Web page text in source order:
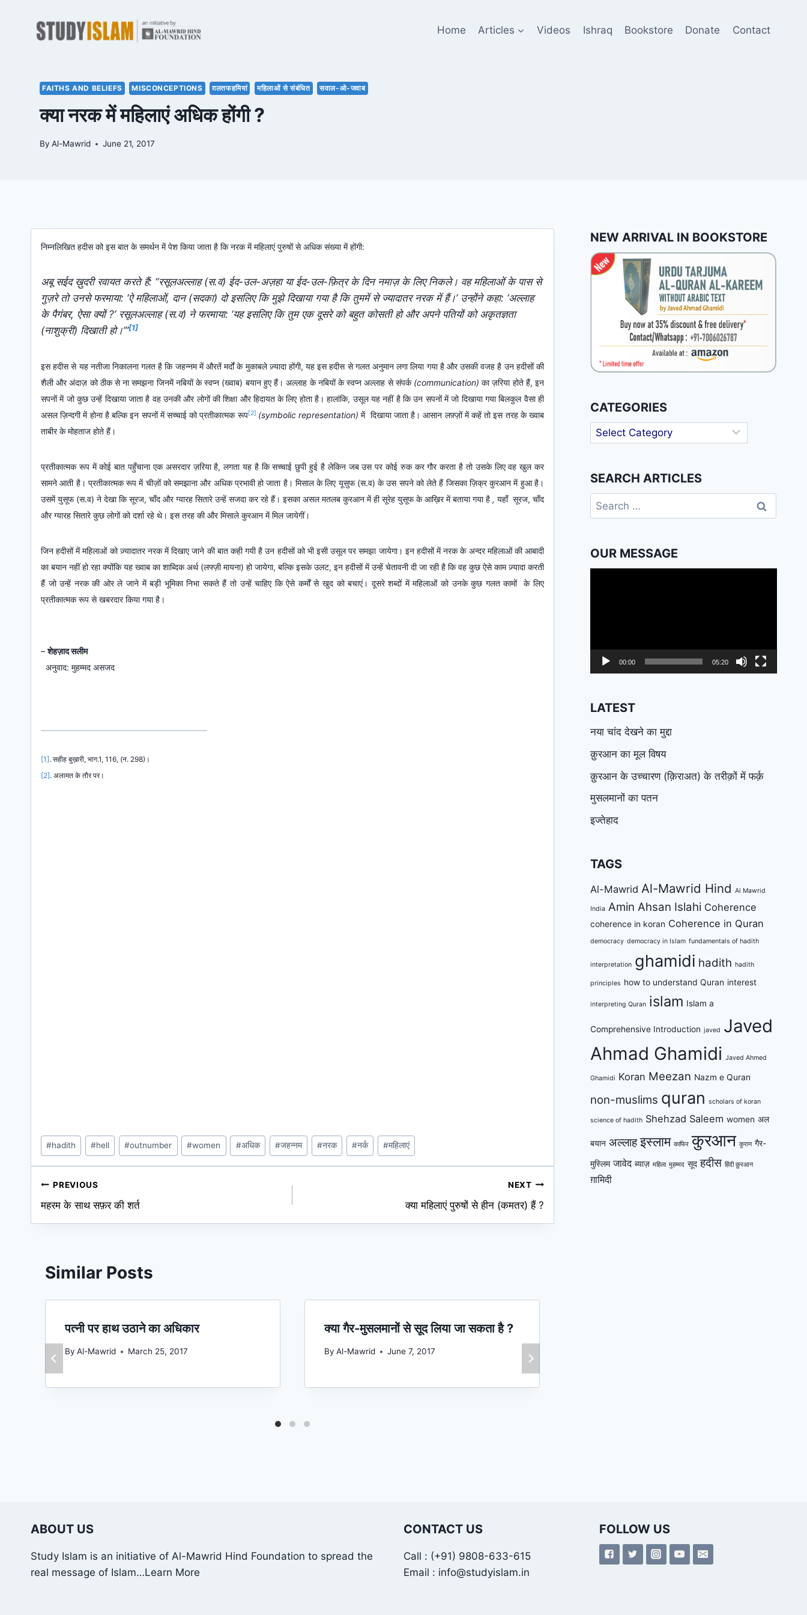
Home Articles Videos Ishraq Bookstore Donate Contact
FAITHS AND BELIEFS MISCONCEPTIONS ग़लतफहमियां महिलाओं से संबंधित सवाल-ओ-जवाब
क्या नरक में महिलाएं अधिक होंगी ?
By Al-Mawrid June 21, 2017
निम्नलिखित हदीस को इस बात के समर्थन में पेश किया जाता है कि नरक में महिलाएं पुरुषों से अधिक संख्या में होंगी:
अबू सईद ख़ुदरी रवायत करते हैं: “रसूलअल्लाह (स.व) ईद-उल-अज़हा या ईद-उल-फ़ित्र के दिन नमाज़ के लिए निकले। वह महिलाओं के पास से
गुज़रे तो उनसे फरमाया: ‘ऐ महिलाओं, दान (सदका) दो इसलिए कि मुझे दिखाया गया है कि तुममें से ज्यादातर नरक में हैं।’ उन्होंने कहा: ‘अल्लाह
के पैगंबर, ऐसा क्यों ?’ रसूलअल्लाह (स.व) ने फरमाया: ‘यह इसलिए कि तुम एक दूसरे को बहुत कोसती हो और अपने पतियों को अकृतज्ञता
(नाशुक्री) दिखाती हो।’”​​[1]
इस हदीस से यह नतीजा निकालना गलत है कि जहन्नम में औरतें मर्दों के मुकाबले ज़्यादा होंगी, यह इस हदीस से गलत अनुमान लगा लिया गया है और उसकी वजह है उन हदीसों की
शैली और अंदाज़ को ठीक से ना समझना जिनमें नबियों के स्वप्न (ख्वाब) बयान हुए हैं। अल्लाह के नबियों के स्वप्न अल्लाह से संपर्क (communication) का ज़रिया होते हैं, इन
सपनों में जो कुछ उन्हें दिखाया जाता है वह उनकी और लोगों की शिक्षा और हिदायत के लिए होता है। हालांकि, उसूल यह नहीं है कि उन सपनों में जो दिखाया गया बिलकुल वैसा ही
असल ज़िन्दगी में होना है बल्कि इन सपनों में सच्चाई को प्रतीकात्मक रूप[2] (symbolic representation) में दिखाया जाता है। आसान लफ़्ज़ों में कहें तो इस तरह के ख्वाब
ताबीर के मोहताज होते हैं।
प्रतीकात्मक रूप में कोई बात पहुँचाना एक असरदार ज़रिया है, लगता यह है कि सच्चाई छुपी हुई है लेकिन जब उस पर कोई रुक कर गौर करता है तो उसके लिए वह खुल कर
सामने आती है। प्रतीकात्मक रूप में चीज़ों को समझाना और अधिक प्रभावी हो जाता है। मिसाल के लिए यूसुफ (स.व) के उस सपने को लेते हैं जिसका ज़िक्र कुरआन में हुआ है।
उसमें युसूफ (स.व) ने देखा कि सूरज, चाँद और ग्यारह सितारे उन्हें सजदा कर रहे हैं। इसका असल मतलब कुरआन में ही सूरेह युसूफ के आख़िर में बताया गया है , यहाँ सूरज, चाँद
और ग्यारह सितारे कुछ लोगों को दर्शा रहे थे। इस तरह की और मिसाले कुरआन में मिल जायेगीं।
जिन हदीसों में महिलाओं को ज़्यादातर नरक में दिखाए जाने की बात कही गयी है उन हदीसों को भी इसी उसूल पर समझा जायेगा। इन हदीसों में नरक के अन्दर महिलाओं की आबादी
का बयान नहीं हो रहा क्योंकि यह ख्वाब का शाब्दिक अर्थ (लफ्ज़ी मायना) हो जायेगा, बल्कि इसके उलट, इन हदीसों में उन्हें चेतावनी दी जा रही है कि वह कुछ ऐसे काम ज़्यादा करती
हैं जो उन्हें नरक की ओर ले जाने में बड़ी भूमिका निभा सकते हैं तो उन्हें चाहिए कि ऐसे कर्मों से खुद को बचाएं। दूसरे शब्दों में महिलाओं को उनके कुछ गलत कामों के लिए
प्रतीकात्मक रूप से खबरदार किया गया है।
–शेहज़ाद सलीम
अनुवाद: मुहम्मद असजद​
[1]. सहीह बुख़ारी, भाग.1, 116, (न. 298)।​
[2]. अलामत के तौर पर।
Post
Tags:
#hadith #hell #outnumber #women #अधिक #जहन्नम #नरक #नर्क #महिलाएं
Post
navigation
PREVIOUS
महरम के साथ सफ़र की शर्त
NEXT
क्या महिलाएं पुरुषों से हीन (कमतर) हैं ?
Similar Posts
पत्नी पर हाथ उठाने का अधिकार
By Al-Mawrid March 25, 2017
क्या गैर-मुसलमानों से सूद लिया जा सकता है ?
By Al-Mawrid June 7, 2017
NEW ARRIVAL IN BOOKSTORE
CATEGORIES
Categories
SEARCH ARTICLES
Search
for:
OUR MESSAGE
00:00 05:20
LATEST
नया चांद देखने का मुद्दा
क़ुरआन का मूल विषय
क़ुरआन के उच्चारण (क़िराअत) के तरीक़ों में फर्क़
मुसलमानों का पतन
इज्तेहाद
TAGS
Al-Mawrid Al-Mawrid Hind Al Mawrid
India Amin Ahsan Islahi Coherence
coherence in koran Coherence in Quran
democracy democracy in Islam fundamentals of hadith
interpretation ghamidi hadith hadith
principles how to understand Quran interest
interpreting Quran islam Islam a
Comprehensive Introduction javed Javed
Ahmad Ghamidi Javed Ahmed
Ghamidi Koran Meezan Nazm e Quran
non-muslims quran scholars of koran
science of hadith Shehzad Saleem women अल
बयान अल्लाह इस्लाम काफिर कुरआन कुरान गैर-
मुस्लिम जावेद ब्याज़ महिला मुहम्मद सूद हदीस हिंदी क़ुरआन
ग़ामिदी
ABOUT US
Study Islam is an initiative of Al-Mawrid Hind Foundation to spread the
real message of Islam…Learn More
CONTACT US
Call : (+91) 9808-633-615
Email : info@studyislam.in
FOLLOW US